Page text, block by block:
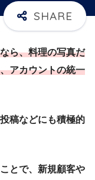
ら、料理の写真だ
アカウントの統一
稿などにも積極的
とで、新規顧客や